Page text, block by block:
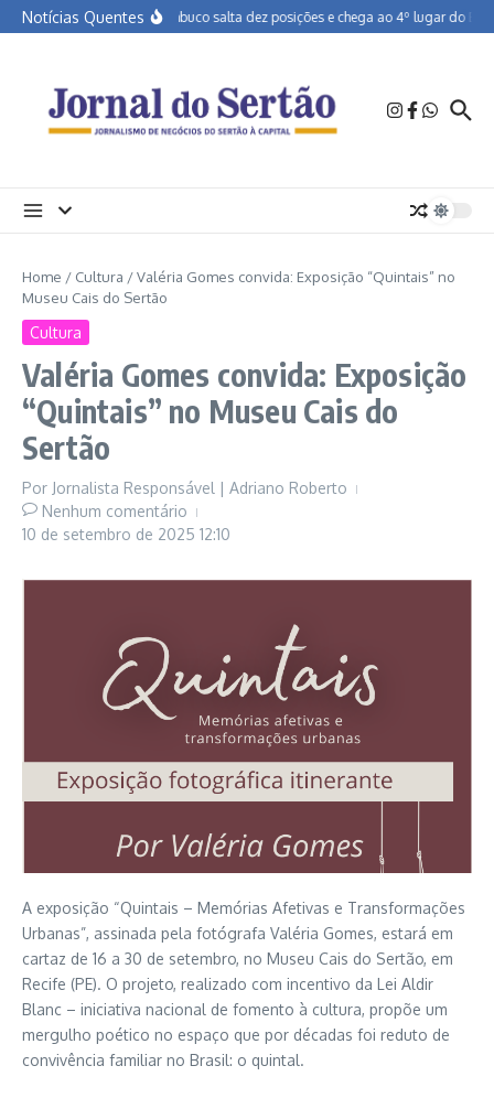
Ir para o conteúdo
Notícias QuentesPernambuco salta dez posições e chega ao 4º lugar do
Home / Cultura /Valéria Gomes convida: Exposição “Quintais” no
Museu Cais do Sertão
Cultura
Valéria Gomes convida: Exposição
“Quintais” no Museu Cais do
Sertão
Por Jornalista Responsável | Adriano Roberto
Nenhum comentário
10 de setembro de 2025 12:10
A exposição “Quintais – Memórias Afetivas e Transformações
Urbanas”, assinada pela fotógrafa Valéria Gomes, estará em
cartaz de 16 a 30 de setembro, no Museu Cais do Sertão, em
Recife (PE). O projeto, realizado com incentivo da Lei Aldir
Blanc – iniciativa nacional de fomento à cultura, propõe um
mergulho poético no espaço que por décadas foi reduto de
convivência familiar no Brasil: o quintal.